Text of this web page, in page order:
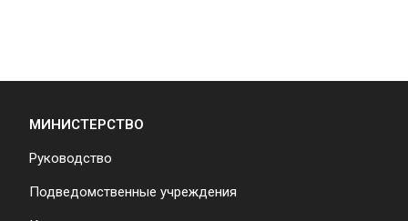
МИНИСТЕРСТВО
Руководство
Подведомственные учреждения